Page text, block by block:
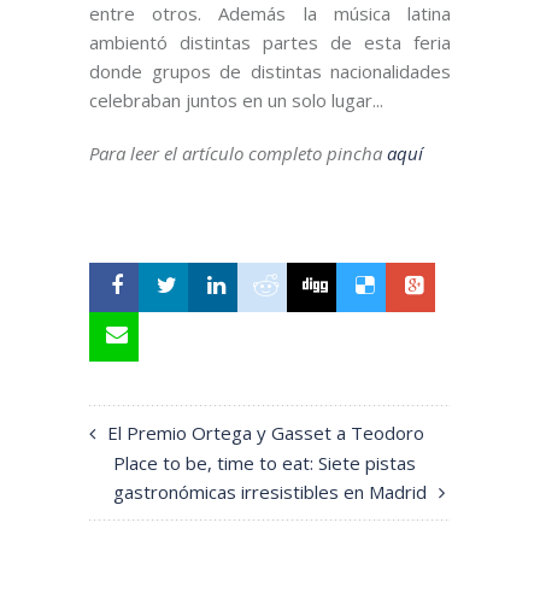
entre otros. Además la música latina
ambientó distintas partes de esta feria
donde grupos de distintas nacionalidades
celebraban juntos en un solo lugar...
Para leer el artículo completo pincha aquí
El Premio Ortega y Gasset a Teodoro
Place to be, time to eat: Siete pistas
gastronómicas irresistibles en Madrid